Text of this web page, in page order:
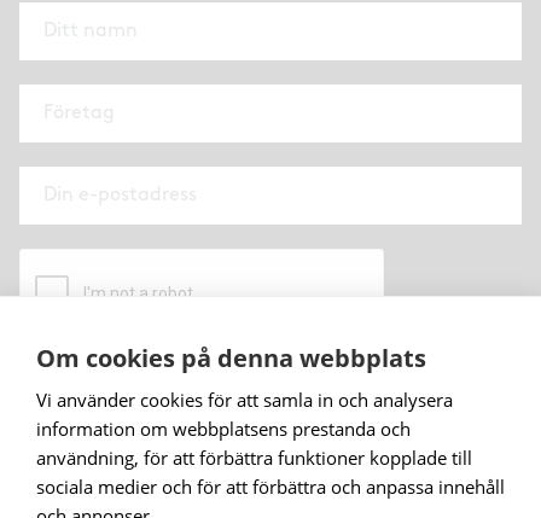
du vår personuppgiftspolicy.
Prenumerera
Om cookies på denna webbplats
Vi använder cookies för att samla in och analysera
information om webbplatsens prestanda och
användning, för att förbättra funktioner kopplade till
sociala medier och för att förbättra och anpassa innehåll